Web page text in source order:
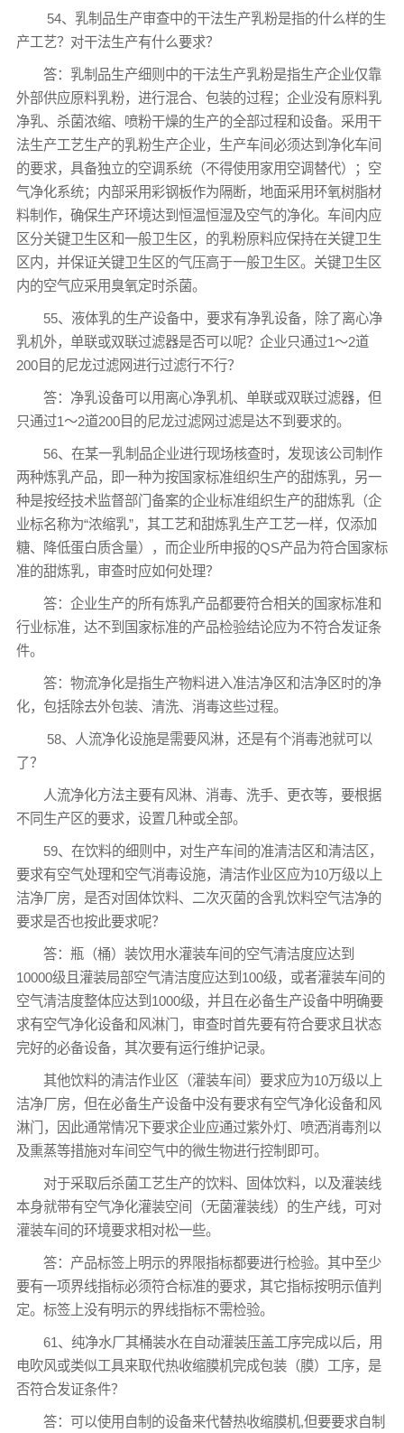
54、乳制品生产审查中的干法生产乳粉是指的什么样的生
产工艺？对干法生产有什么要求？
答：乳制品生产细则中的干法生产乳粉是指生产企业仅靠
外部供应原料乳粉，进行混合、包装的过程；企业没有原料乳
净乳、杀菌浓缩、喷粉干燥的生产的全部过程和设备。采用干
法生产工艺生产的乳粉生产企业，生产车间必须达到净化车间
的要求，具备独立的空调系统（不得使用家用空调替代）；空
气净化系统；内部采用彩钢板作为隔断，地面采用环氧树脂材
料制作，确保生产环境达到恒温恒湿及空气的净化。车间内应
区分关键卫生区和一般卫生区，的乳粉原料应保持在关键卫生
区内，并保证关键卫生区的气压高于一般卫生区。关键卫生区
内的空气应采用臭氧定时杀菌。
55、液体乳的生产设备中，要求有净乳设备，除了离心净
乳机外，单联或双联过滤器是否可以呢？企业只通过1～2道
200目的尼龙过滤网进行过滤行不行？
答：净乳设备可以用离心净乳机、单联或双联过滤器，但
只通过1～2道200目的尼龙过滤网过滤是达不到要求的。
56、在某一乳制品企业进行现场核查时，发现该公司制作
两种炼乳产品，即一种为按国家标准组织生产的甜炼乳，另一
种是按经技术监督部门备案的企业标准组织生产的甜炼乳（企
业标名称为“浓缩乳”，其工艺和甜炼乳生产工艺一样，仅添加
糖、降低蛋白质含量），而企业所申报的QS产品为符合国家标
准的甜炼乳，审查时应如何处理？
答：企业生产的所有炼乳产品都要符合相关的国家标准和
行业标准，达不到国家标准的产品检验结论应为不符合发证条
件。
答：物流净化是指生产物料进入准洁净区和洁净区时的净
化，包括除去外包装、清洗、消毒这些过程。
58、人流净化设施是需要风淋，还是有个消毒池就可以
了？
人流净化方法主要有风淋、消毒、洗手、更衣等，要根据
不同生产区的要求，设置几种或全部。
59、在饮料的细则中，对生产车间的准清洁区和清洁区，
要求有空气处理和空气消毒设施，清洁作业区应为10万级以上
洁净厂房，是否对固体饮料、二次灭菌的含乳饮料空气洁净的
要求是否也按此要求呢？
答：瓶（桶）装饮用水灌装车间的空气清洁度应达到
10000级且灌装局部空气清洁度应达到100级，或者灌装车间的
空气清洁度整体应达到1000级，并且在必备生产设备中明确要
求有空气净化设备和风淋门，审查时首先要有符合要求且状态
完好的必备设备，其次要有运行维护记录。
其他饮料的清洁作业区（灌装车间）要求应为10万级以上
洁净厂房，但在必备生产设备中没有要求有空气净化设备和风
淋门，因此通常情况下要求企业应通过紫外灯、喷洒消毒剂以
及熏蒸等措施对车间空气中的微生物进行控制即可。
对于采取后杀菌工艺生产的饮料、固体饮料，以及灌装线
本身就带有空气净化灌装空间（无菌灌装线）的生产线，可对
灌装车间的环境要求相对松一些。
答：产品标签上明示的界限指标都要进行检验。其中至少
要有一项界线指标必须符合标准的要求，其它指标按明示值判
定。标签上没有明示的界线指标不需检验。
61、纯净水厂其桶装水在自动灌装压盖工序完成以后，用
电吹风或类似工具来取代热收缩膜机完成包装（膜）工序，是
否符合发证条件？
答：可以使用自制的设备来代替热收缩膜机,但要要求自制